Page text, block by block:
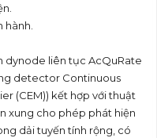
hành.
dynode liên tục AcQuRate
detector Continuous
(CEM)) kết hợp với thuật
xung cho phép phát hiện
dải tuyến tính rộng, có